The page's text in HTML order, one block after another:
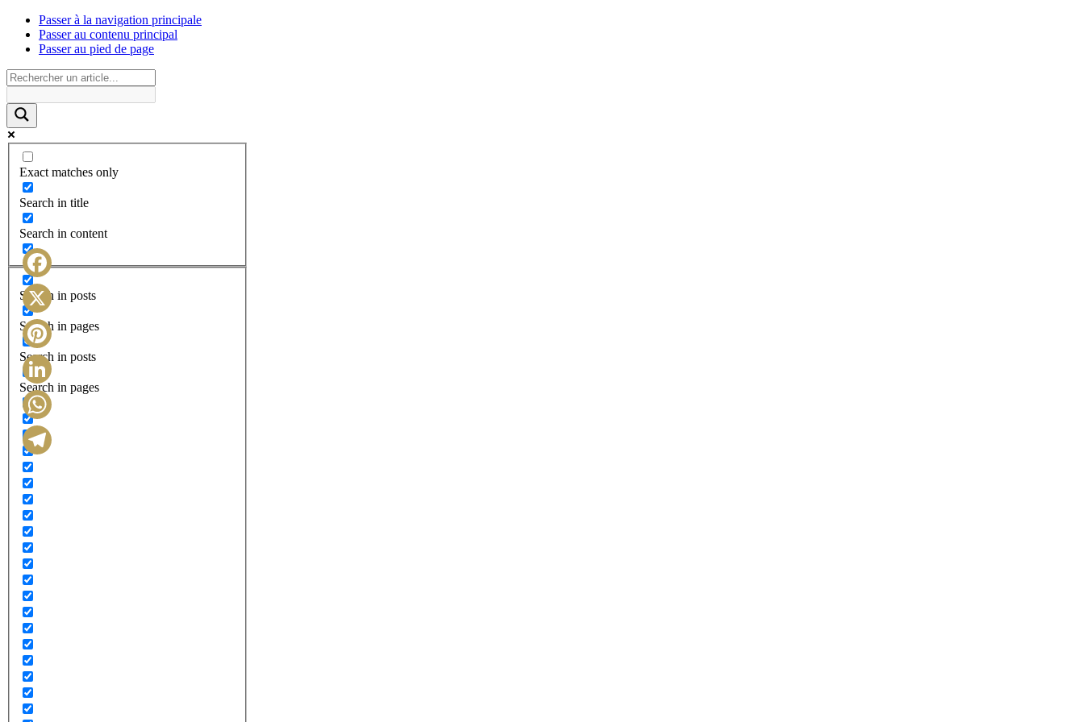
Passer à la navigation principale
Passer au contenu principal
Passer au pied de page
Exact matches only
Search in title
Search in content
Search in posts
Search in pages
Search in posts
Search in pages
Facebook
X
Pinterest
LinkedIn
WhatsApp
Telegram